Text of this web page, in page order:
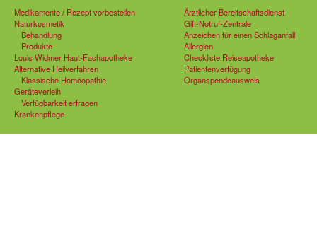
Medikamente / Rezept vorbestellen
Naturkosmetik
Behandlung
Produkte
Louis Widmer Haut-Fachapotheke
Alternative Heilverfahren
Klassische Homöopathie
Geräteverleih
Verfügbarkeit erfragen
Krankenpflege
Ärztlicher Bereitschaftsdienst
Gift-Notruf-Zentrale
Anzeichen für einen Schlaganfall
Allergien
Checkliste Reiseapotheke
Patientenverfügung
Organspendeausweis